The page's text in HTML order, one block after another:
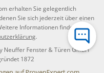
erhalten Sie gelegentlich
Sie sich jederzeit über einen
Informationen finden Sie in
.
Neuffer Fenster & Türen GmbH
1872